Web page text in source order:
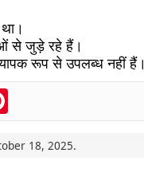
से जुड़े रहे हैं।
रूप से उपलब्ध नहीं हैं।
Pinterest
18, 2025.